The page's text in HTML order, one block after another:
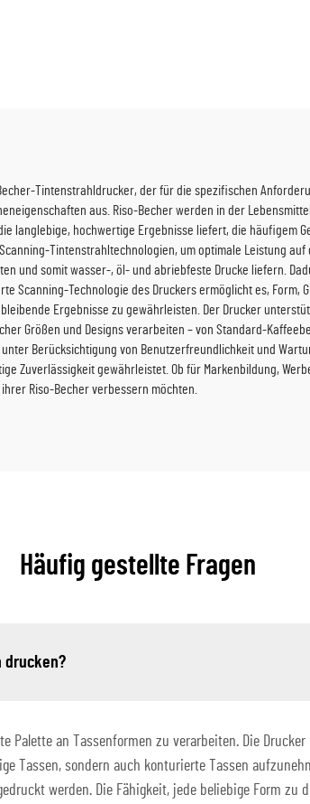
Tintenstrahldrucker, der für die spezifischen
aus. Riso-Becher werden in der
langlebige, hochwertige Ergebnisse liefert, die häufigem
Tintenstrahltechnologien, um optimale Leistung
und somit wasser-, öl- und abriebfeste Drucke liefern.
Scanning-Technologie des Druckers ermöglicht es, Form,
Ergebnisse zu gewährleisten. Der Drucker
Größen und Designs verarbeiten – von Standard-
Berücksichtigung von Benutzerfreundlichkeit und
Zuverlässigkeit gewährleistet. Ob für Markenbildung,
Riso-Becher verbessern möchten.
Häufig gestellte Fragen
drucken?
Palette an Tassenformen zu verarbeiten. Die
Tassen, sondern auch konturierte Tassen
werden. Die Fähigkeit, jede beliebige Form zu